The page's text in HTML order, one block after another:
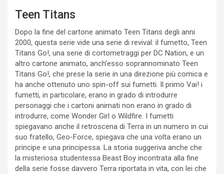
Teen Titans
Dopo la fine del cartone animato Teen Titans degli anni
2000, questa serie vide una serie di revival: il fumetto, Teen
Titans Go!, una serie di cortometraggi per DC Nation, e un
altro cartone animato, anch’esso soprannominato Teen
Titans Go!, che prese la serie in una direzione più comica e
ha anche ottenuto uno spin-off sui fumetti. Il primo Vai! i
fumetti, in particolare, erano in grado di introdurre
personaggi che i cartoni animati non erano in grado di
introdurre, come Wonder Girl o Wildfire. I fumetti
spiegavano anche il retroscena di Terra in un numero in cui
suo fratello, Geo-Force, spiegava che una volta erano un
principe e una principessa. La storia suggeriva anche che
la misteriosa studentessa Beast Boy incontrata alla fine
della serie fosse davvero Terra riportata in vita, con lei che